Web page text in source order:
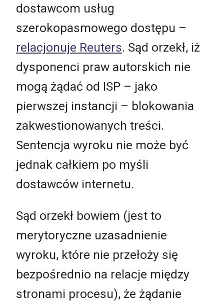
dostawcom usług
szerokopasmowego dostępu –
relacjonuje Reuters. Sąd orzekł, iż
dysponenci praw autorskich nie
mogą żądać od ISP – jako
pierwszej instancji – blokowania
zakwestionowanych treści.
Sentencja wyroku nie może być
jednak całkiem po myśli
dostawców internetu.
Sąd orzekł bowiem (jest to
merytoryczne uzasadnienie
wyroku, które nie przełoży się
bezpośrednio na relacje między
stronami procesu), że żądanie